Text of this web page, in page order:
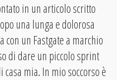
in un articolo scritto
una lunga e dolorosa
con un Fastgate a marchio
di dare un piccolo sprint
mia. In mio soccorso è